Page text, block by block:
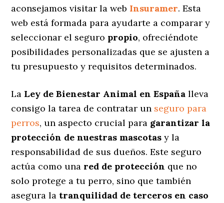
aconsejamos visitar la web Insuramer. Esta
web está formada para ayudarte a comparar y
seleccionar el seguro propio, ofreciéndote
posibilidades personalizadas que se ajusten a
tu presupuesto y requisitos determinados.
La Ley de Bienestar Animal en España lleva
consigo la tarea de contratar un seguro para
perros, un aspecto crucial para garantizar la
protección de nuestras mascotas y la
responsabilidad de sus dueños. Este seguro
actúa como una red de protección que no
solo protege a tu perro, sino que también
asegura la tranquilidad de terceros en caso